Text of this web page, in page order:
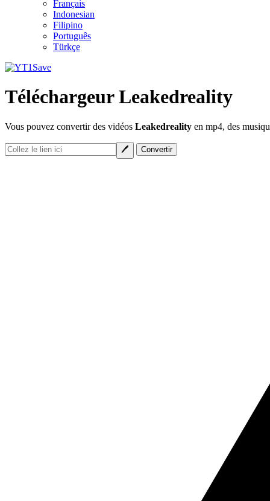
Français
Indonesian
Filipino
Português
Türkçe
Téléchargeur Leakedreality
Vous pouvez convertir des vidéos Leakedreality en mp4, des